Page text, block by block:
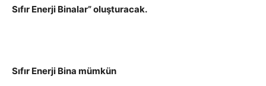
Sıfır Enerji Binalar” oluşturacak.
Sıfır Enerji Bina mümkün